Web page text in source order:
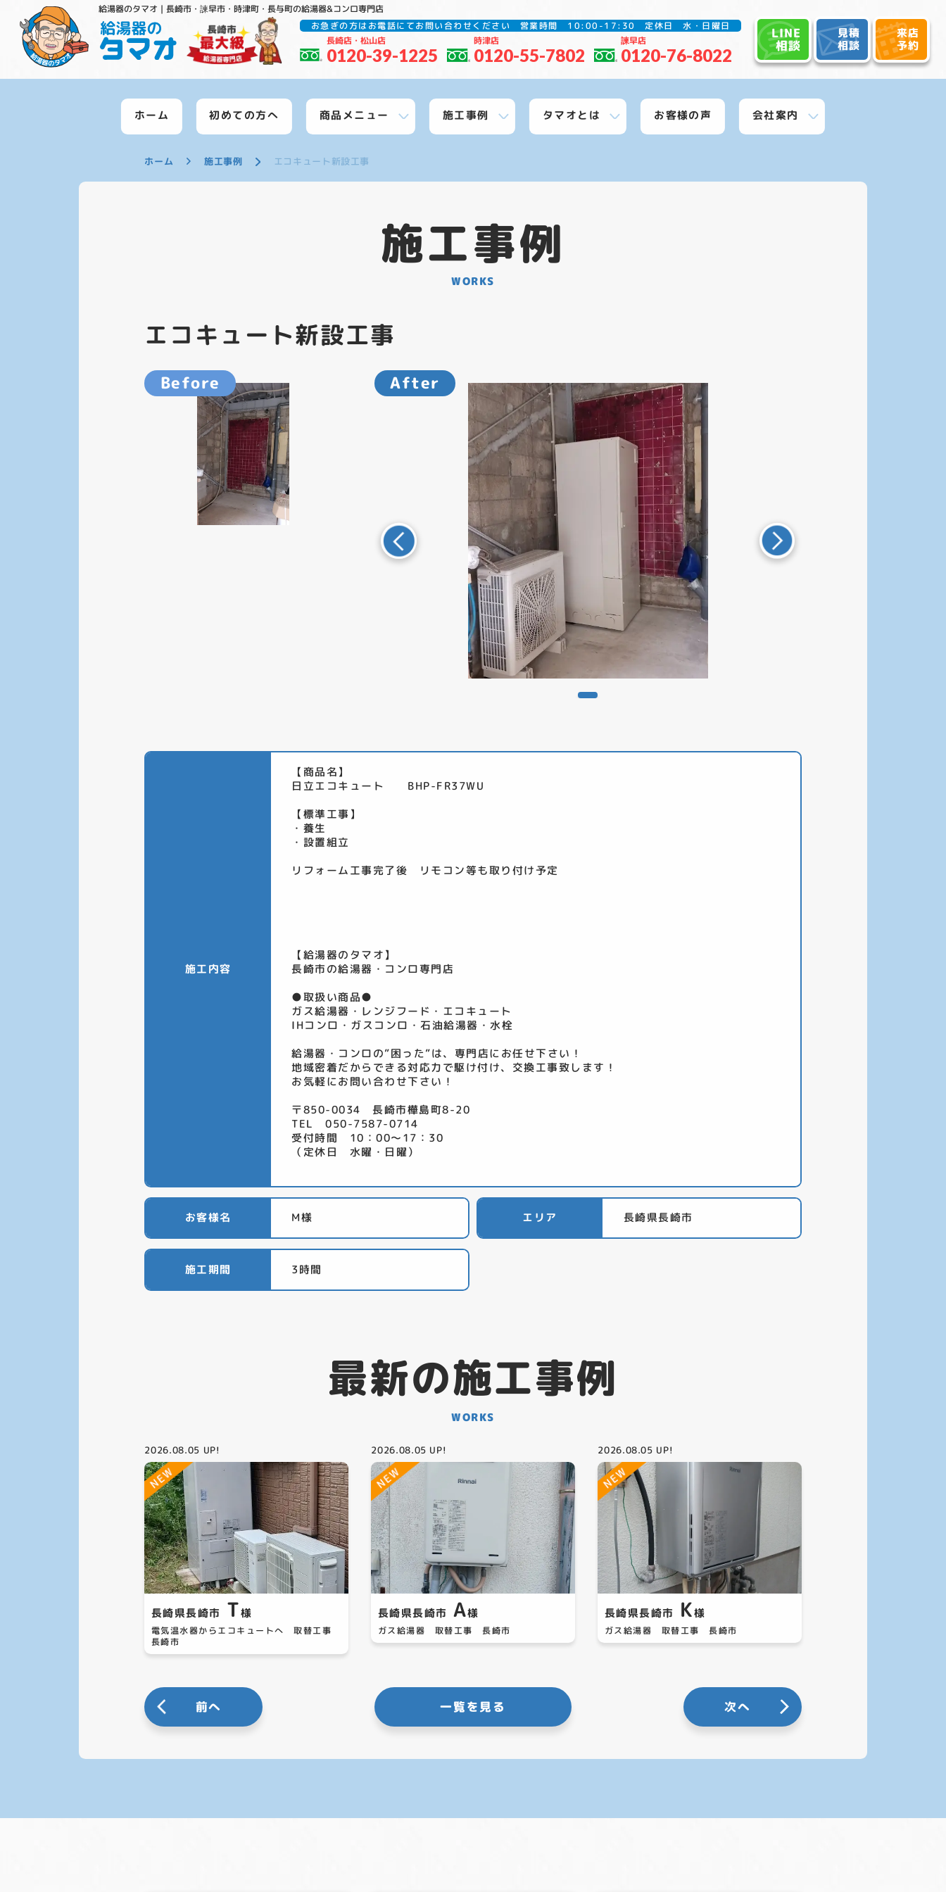
給湯器のタマオ｜長崎市・諫早市・時津町・長与町の給湯器&コンロ専門店
お急ぎの方はお電話にてお問い合わせください 営業時間 10:00-17:30 定休日 水・日曜日
長崎店・松山店
0120-39-1225
時津店
0120-55-7802
諫早店
0120-76-8022
LINE
相談
見積
相談
来店
予約
ホーム 初めての方へ 商品メニュー 施工事例 タマオとは お客様の声 会社案内
ホーム 施工事例 エコキュート新設工事
施工事例
WORKS
エコキュート新設工事
After
Before
施工内容
【商品名】
日立エコキュート BHP-FR37WU
【標準工事】
・養生
・設置組立
リフォーム工事完了後 リモコン等も取り付け予定
【給湯器のタマオ】
長崎市の給湯器・コンロ専門店
●取扱い商品●
ガス給湯器・レンジフード・エコキュート
IHコンロ・ガスコンロ・石油給湯器・水栓
給湯器・コンロの”困った”は、専門店にお任せ下さい！
地域密着だからできる対応力で駆け付け、交換工事致します！
お気軽にお問い合わせ下さい！
〒850-0034 長崎市樺島町8-20
TEL 050-7587-0714
受付時間 10：00～17：30
（定休日 水曜・日曜）
お客様名 M様 エリア 長崎県長崎市
施工期間 3時間
最新の施工事例
WORKS
2026.08.05 UP!
長崎県長崎市 T様
電気温水器からエコキュートへ 取替工事
長崎市
2026.08.05 UP!
長崎県長崎市 A様
ガス給湯器 取替工事 長崎市
2026.08.05 UP!
長崎県長崎市 K様
ガス給湯器 取替工事 長崎市
前へ 一覧を見る 次へ